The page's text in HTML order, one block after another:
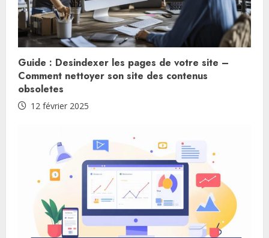
Guide : Desindexer les pages de votre site –
Comment nettoyer son site des contenus
obsoletes
12 février 2025